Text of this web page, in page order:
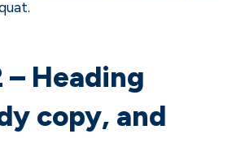
– Heading
copy, and